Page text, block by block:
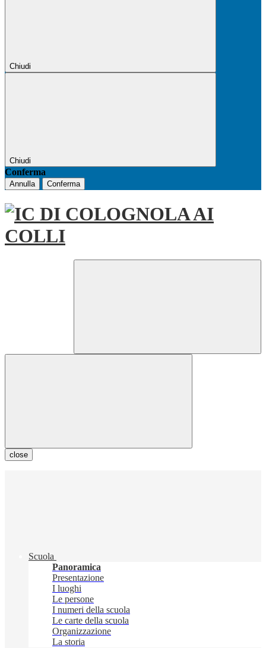
Chiudi
Chiudi
Conferma
Annulla Conferma
close
Scuola
Panoramica
Presentazione
I luoghi
Le persone
I numeri della scuola
Le carte della scuola
Organizzazione
La storia